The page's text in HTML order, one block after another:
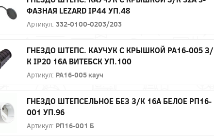
ФАЗНАЯ LEZARD IP44 УП.48
Артикул: 332-0100-0203/203
ГНЕЗДО ШТЕПС. КАУЧУК С КРЫШКОЙ РА16-005 З/
К IP20 16А ВИТЕБСК УП.100
Артикул: РА16-005 кауч
ГНЕЗДО ШТЕПСЕЛЬНОЕ БЕЗ З/К 16А БЕЛОЕ РП16-
001 УП.96
Артикул: РП16-001 Б